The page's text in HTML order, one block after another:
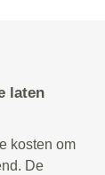
laten
kosten om
De